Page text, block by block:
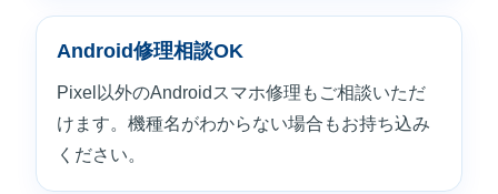
Android修理相談OK
Pixel以外のAndroidスマホ修理もご相談いただ
けます。機種名がわからない場合もお持ち込み
ください。